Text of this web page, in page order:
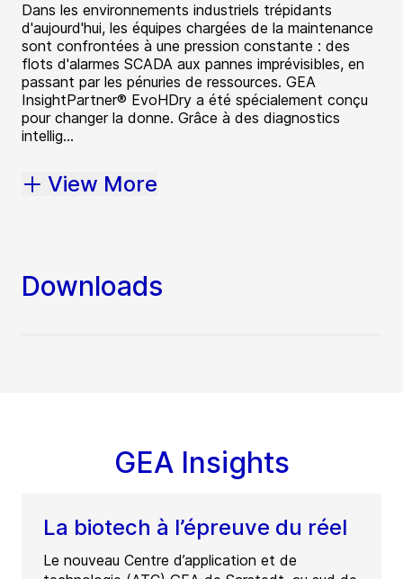
Dans les environnements industriels trépidants
d'aujourd'hui, les équipes chargées de la maintenance
sont confrontées à une pression constante : des
flots d'alarmes SCADA aux pannes imprévisibles, en
passant par les pénuries de ressources. GEA
InsightPartner® EvoHDry a été spécialement conçu
pour changer la donne. Grâce à des diagnostics
intellig...
View More
Downloads
GEA Insights
La biotech à l’épreuve du réel
Le nouveau Centre d’application et de